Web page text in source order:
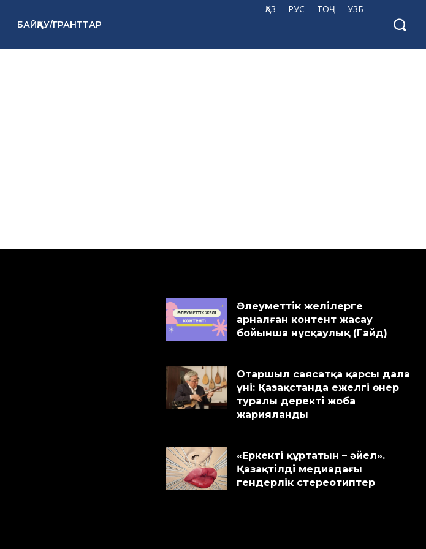
ҚАЗ РУС ТОҶ УЗБ
БАЙҚАУ/ГРАНТТАР
Әлеуметтік желілерге
арналған контент жасау
бойынша нұсқаулық (Гайд)
Отаршыл саясатқа қарсы дала
үні: Қазақстанда ежелгі өнер
туралы деректі жоба
жарияланды
«Еркекті құртатын – әйел».
Қазақтілді медиадағы
гендерлік стереотиптер